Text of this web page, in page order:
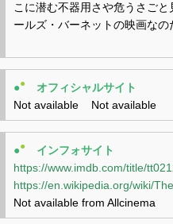
こに潜む不器用さや危うさご
ールズ・バーネットの映画なの
●●
オフィシャルサイト
Not available Not available
●●
インフォサイト
https://www.imdb.com/title/
https://en.wikipedia.org/wiki/
Not available from Allcinema